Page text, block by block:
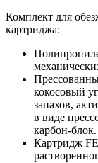
Комплект для
картриджа:
кокосовый
запахов,
в виде
карбон-блок.
Картридж